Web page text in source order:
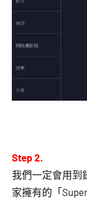
Step 2.
我們一定會用到
家擁有的「